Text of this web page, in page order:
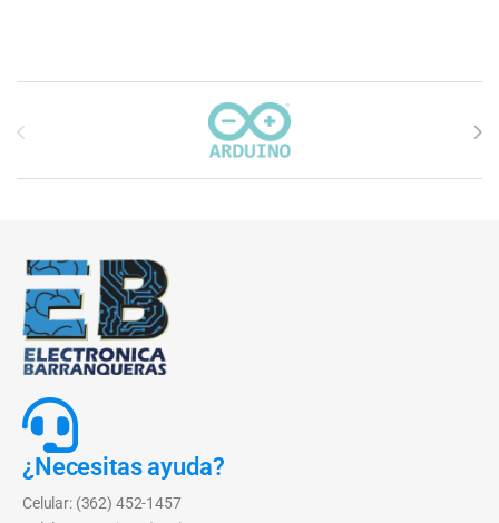
Carrusel de marcas
¿Necesitas ayuda?
Celular: (362) 452-1457